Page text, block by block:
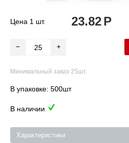
Цена 1 шт. 23.82Р
+
−
Минимальный заказ 25шт.
В упаковке: 500шт
В наличии
Характеристики